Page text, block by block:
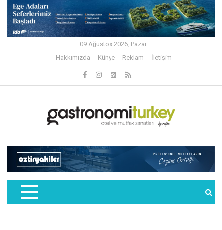
09 Ağustos 2026, Pazar
Hakkımızda
Künye Reklam İletişim